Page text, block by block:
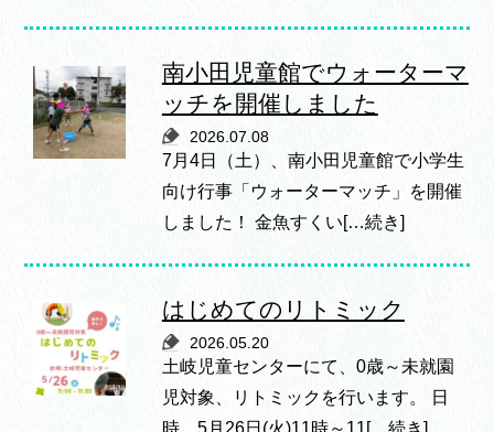
南小田児童館でウォーターマ
ッチを開催しました
2026.07.08
7月4日（土）、南小田児童館で小学生
向け行事「ウォーターマッチ」を開催
しました！ 金魚すくい[…続き]
はじめてのリトミック
2026.05.20
土岐児童センターにて、0歳～未就園
児対象、リトミックを行います。 日
時 5月26日(火)11時～11[…続き]